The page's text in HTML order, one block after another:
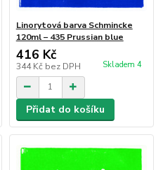
Linorytová barva Schmincke
120ml – 435 Prussian blue
416 Kč
344 Kč bez DPH Skladem 4
Přidat do košíku